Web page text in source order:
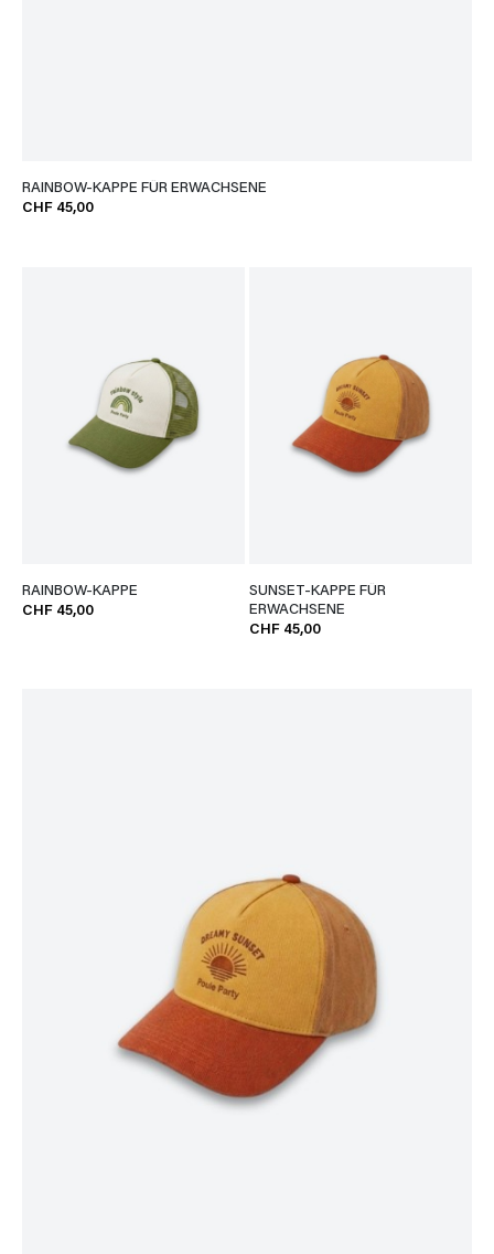
RAINBOW-KAPPE FÜR ERWACHSENE
CHF 45,00
RAINBOW-KAPPE
CHF 45,00
SUNSET-KAPPE FÜR
ERWACHSENE
CHF 45,00